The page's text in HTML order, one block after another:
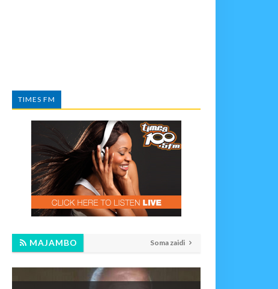
TIMES FM
MAJAMBO Soma zaidi